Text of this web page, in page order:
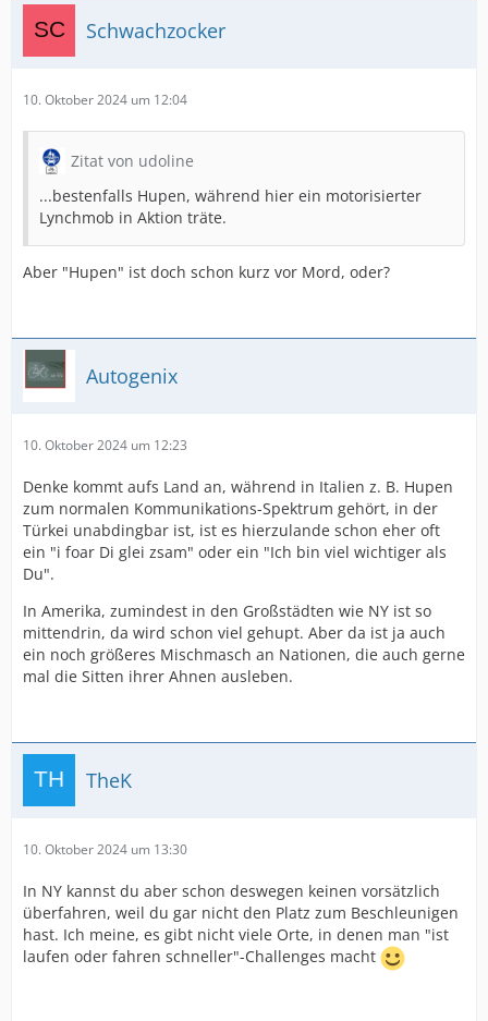
Schwachzocker
10. Oktober 2024 um 12:04
Zitat von udoline
...bestenfalls Hupen, während hier ein motorisierter
Lynchmob in Aktion träte.
Aber "Hupen" ist doch schon kurz vor Mord, oder?
Autogenix
10. Oktober 2024 um 12:23
Denke kommt aufs Land an, während in Italien z. B. Hupen
zum normalen Kommunikations-Spektrum gehört, in der
Türkei unabdingbar ist, ist es hierzulande schon eher oft
ein "i foar Di glei zsam" oder ein "Ich bin viel wichtiger als
Du".
In Amerika, zumindest in den Großstädten wie NY ist so
mittendrin, da wird schon viel gehupt. Aber da ist ja auch
ein noch größeres Mischmasch an Nationen, die auch gerne
mal die Sitten ihrer Ahnen ausleben.
TheK
10. Oktober 2024 um 13:30
In NY kannst du aber schon deswegen keinen vorsätzlich
überfahren, weil du gar nicht den Platz zum Beschleunigen
hast. Ich meine, es gibt nicht viele Orte, in denen man "ist
laufen oder fahren schneller"-Challenges macht